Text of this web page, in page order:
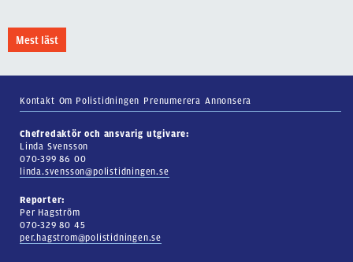
Mest läst
Kontakt Om Polistidningen Prenumerera Annonsera
Chefredaktör och ansvarig utgivare:
Linda Svensson
070-399 86 00
linda.svensson@polistidningen.se
Reporter:
Per Hagström
070-329 80 45
per.hagstrom@polistidningen.se